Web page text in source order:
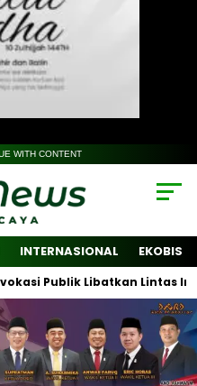
WITH CONTENT
INTERNASIONAL EKOBIS
Libatkan Lintas Institusi